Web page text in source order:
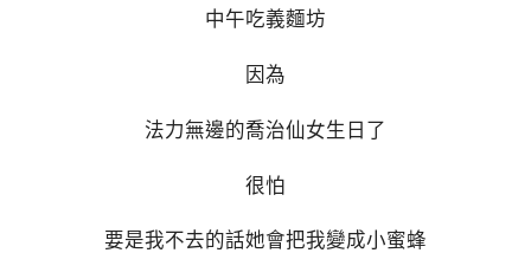
中午吃義麵坊
因為
法力無邊的喬治仙女生日了
很怕
要是我不去的話她會把我變成小蜜蜂